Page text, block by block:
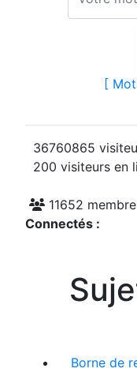
[
36760865
200 visiteurs en
11652
Connectés :
Borne de